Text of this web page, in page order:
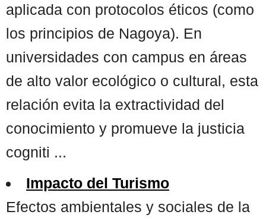
aplicada con protocolos éticos (como
los principios de Nagoya). En
universidades con campus en áreas
de alto valor ecológico o cultural, esta
relación evita la extractividad del
conocimiento y promueve la justicia
cogniti ...
Impacto del Turismo
Efectos ambientales y sociales de la